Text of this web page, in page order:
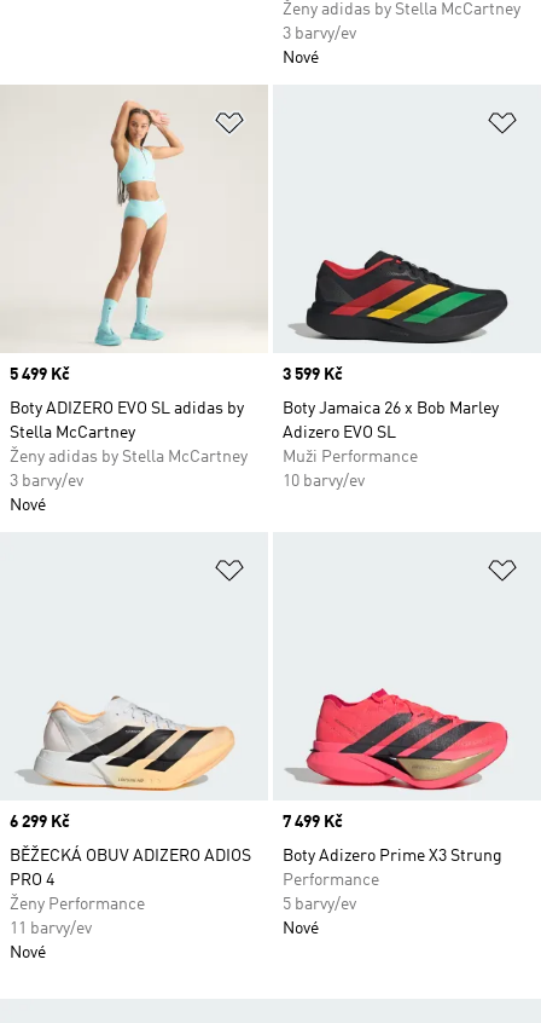
Ženy adidas by Stella McCartney
3 barvy/ev
Nové
Price
5 499 Kč
Boty ADIZERO EVO SL adidas by
Stella McCartney
Ženy adidas by Stella McCartney
3 barvy/ev
Nové
Price
3 599 Kč
Boty Jamaica 26 x Bob Marley
Adizero EVO SL
Muži Performance
10 barvy/ev
Price
6 299 Kč
BĚŽECKÁ OBUV ADIZERO ADIOS
PRO 4
Ženy Performance
11 barvy/ev
Nové
Price
7 499 Kč
Boty Adizero Prime X3 Strung
Performance
5 barvy/ev
Nové